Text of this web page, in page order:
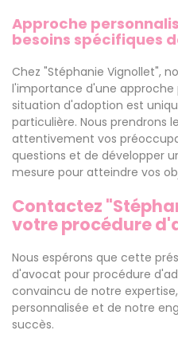
Approche
besoins spécifiques
Chez "Stéphanie Vignollet",
l'importance d'une approche
situation d'adoption est
particulière. Nous prendrons
attentivement vos
questions et de développer
mesure pour atteindre vos
Contactez
votre procédure
Nous espérons que cette
d'avocat pour procédure
convaincu de notre
personnalisée et de notre
succès.